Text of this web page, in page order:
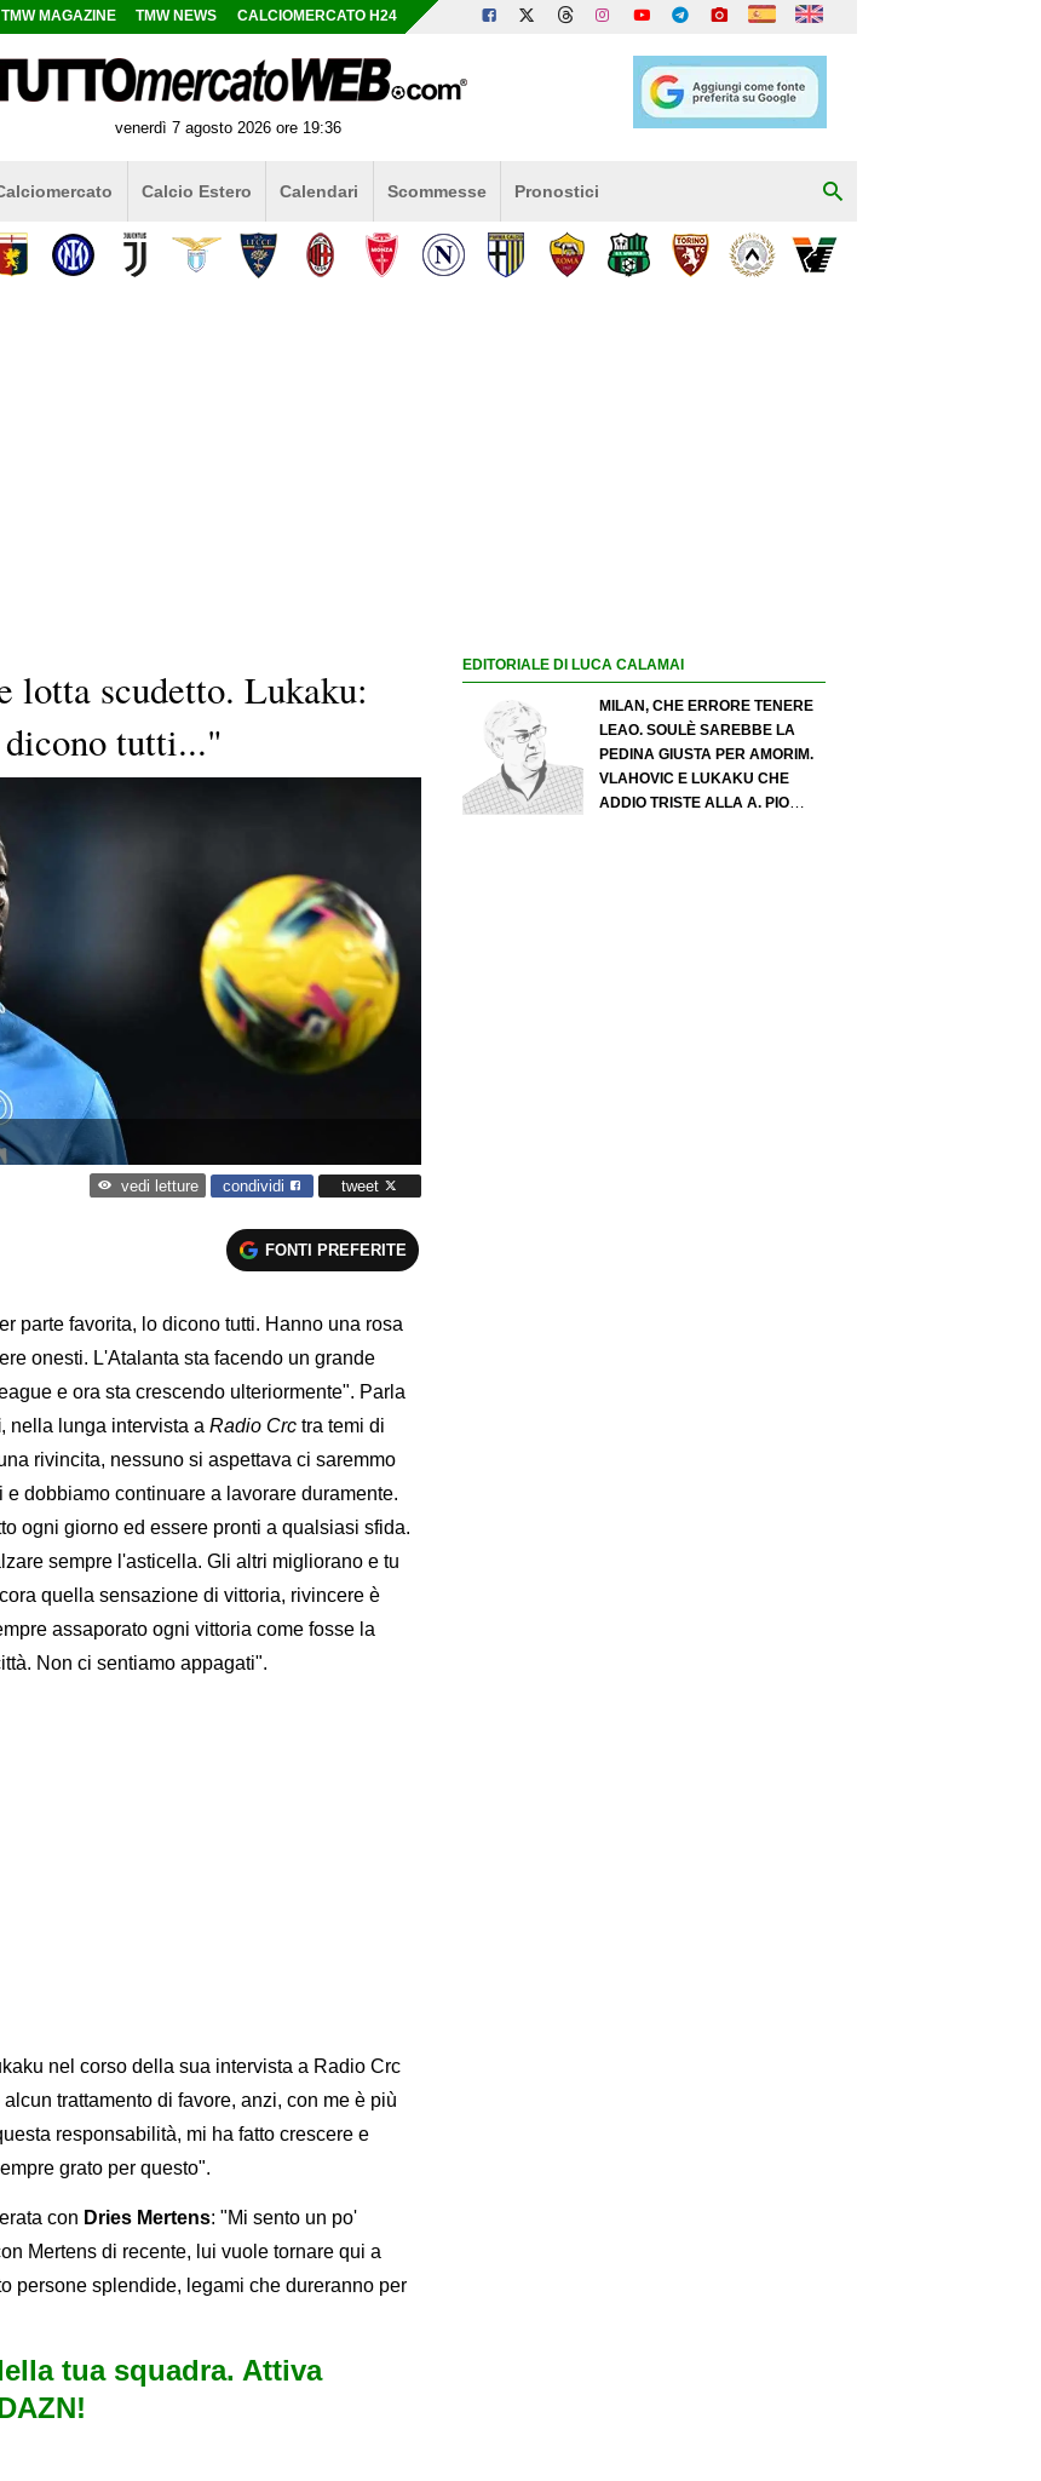
TMW MAGAZINE TMW NEWS CALCIOMERCATO H24
venerdì 7 agosto 2026 ore 19:36
Calcio Estero Calendari Scommesse Pronostici
lotta scudetto. Lukaku:
tutti..."
vedi letture condividi tweet
FONTI PREFERITE
parte favorita, lo dicono tutti. Hanno una rosa
onesti. L'Atalanta sta facendo un grande
e ora sta crescendo ulteriormente". Parla
, nella lunga intervista a Radio Crc tra temi di
rivincita, nessuno si aspettava ci saremmo
dobbiamo continuare a lavorare duramente.
ogni giorno ed essere pronti a qualsiasi sfida.
sempre l'asticella. Gli altri migliorano e tu
quella sensazione di vittoria, rivincere è
assaporato ogni vittoria come fosse la
Non ci sentiamo appagati".
nel corso della sua intervista a Radio Crc
trattamento di favore, anzi, con me è più
responsabilità, mi ha fatto crescere e
grato per questo".
con Dries Mertens: "Mi sento un po'
Mertens di recente, lui vuole tornare qui a
persone splendide, legami che dureranno per
tua squadra. Attiva
EDITORIALE DI LUCA CALAMAI
MILAN, CHE ERRORE TENERE
LEAO. SOULÈ SAREBBE LA
PEDINA GIUSTA PER AMORIM.
VLAHOVIC E LUKAKU CHE
ADDIO TRISTE ALLA A. PIO